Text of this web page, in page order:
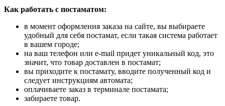
Как работать с постаматом:
в момент оформления заказа на сайте, вы выбираете
удобный для себя постамат, если такая система работает
в вашем городе;
на ваш телефон или e-mail придет уникальный код, это
значит, что товар доставлен в постамат;
вы приходите к постамату, вводите полученный код и
следует инструкциям автомата;
оплачиваете заказ в терминале постамата;
забираете товар.